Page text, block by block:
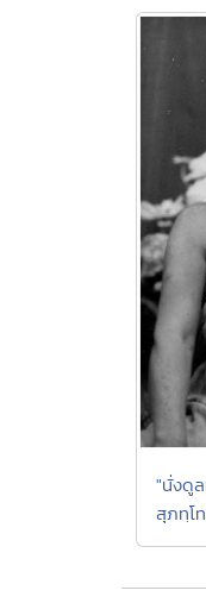
"นั่งดู
สุภทฺโ